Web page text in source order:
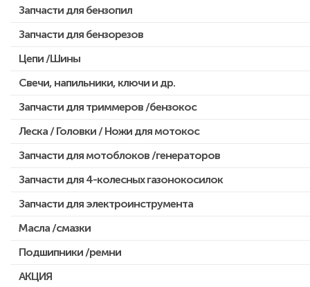
Запчасти для бензопил
Запчасти для бензопил Stihl
Запчасти для бензопил Husqvarna, Partner
Запчасти для Китайских бензопил
Запчасти для бензопил Oleo-mac, Echo и др.
Запчасти для бензорезов
Цепи /Шины
Свечи, напильники, ключи и др.
Запчасти для триммеров /бензокос
Запчасти для Китайских триммеров
Запчасти для мотокос Stihl /Husqvarna /Oleo-mac /Echo и др.
Леска / Головки / Ножи для мотокос
Запчасти для мотоблоков /генераторов
Запчасти для 4-колесных газонокосилок
Запчасти для электроинструмента
Двигатели, редукторы для шуруповертов
Патроны для шуруповертов / перфораторов
Выключатели, переключатели
Масла /смазки
Подшипники /ремни
АКЦИЯ